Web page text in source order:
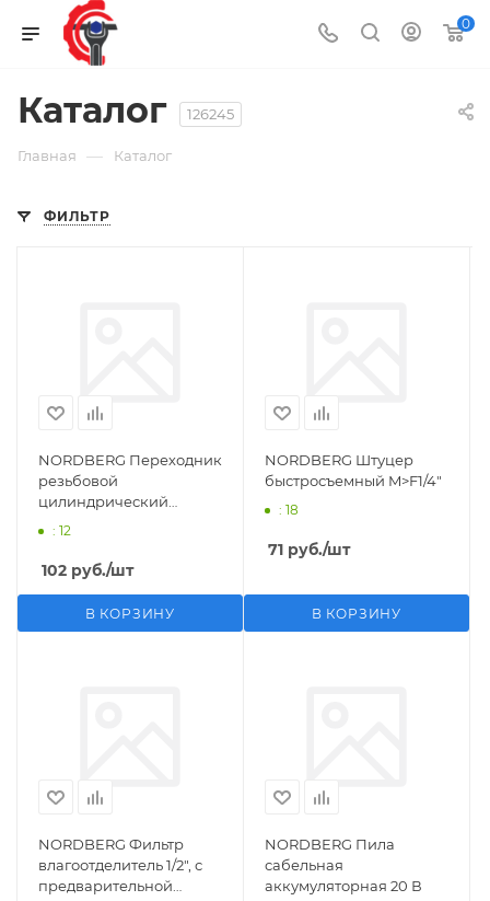
0
Каталог 126245
Главная — Каталог
ФИЛЬТР
NORDBERG Переходник
резьбовой
цилиндрический
M1/2">F1/4"
: 12
102 руб./шт
В КОРЗИНУ
NORDBERG Штуцер
быстросъемный M>F1/4"
: 18
71 руб./шт
В КОРЗИНУ
NORDBERG Фильтр
влагоотделитель 1/2", с
предварительной
NORDBERG Пила
сабельная
аккумуляторная 20 В